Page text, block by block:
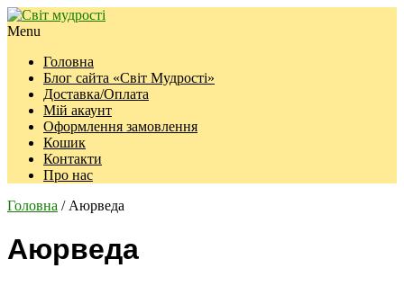
Menu
Головна
Блог сайта «Світ Мудрості»
Доставка/Оплата
Мій акаунт
Оформлення замовлення
Кошик
Контакти
Про нас
Головна / Аюрведа
Аюрведа